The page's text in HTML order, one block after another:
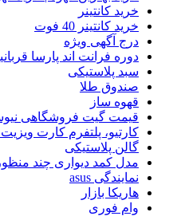
خرید کانتینر
خرید کانتینر 40 فوت
درج آگهی ویژه
دوره فرانت اند پارسا
سبد پلاستیکی
صندوق طلا
قهوه ساز
قیمت گیت فروشگاهی
کارتیو، پلتفرم کارت ویزیت
گالن پلاستیکی
مدل کمد دیواری چند
نمایندگی asus
هاریکا بازار
وام فوری